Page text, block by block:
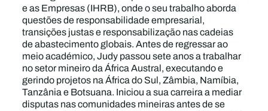
e as Empresas (IHRB), onde o seu trabalho aborda
questões de responsabilidade empresarial,
transições justas e responsabilização nas cadeias
de abastecimento globais. Antes de regressar ao
meio académico, Judy passou sete anos a trabalhar
no setor mineiro da África Austral, executando e
gerindo projetos na África do Sul, Zâmbia, Namíbia,
Tanzânia e Botsuana. Iniciou a sua carreira a mediar
disputas nas comunidades mineiras antes de se